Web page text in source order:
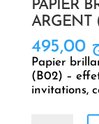
PAPIER
ARGENT
495,00
Papier
(B02) –
invitations,